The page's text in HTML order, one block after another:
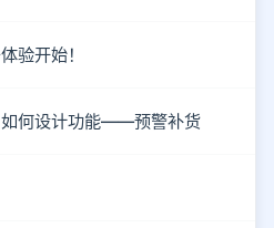
验开始！
如何设计功能——预警补货